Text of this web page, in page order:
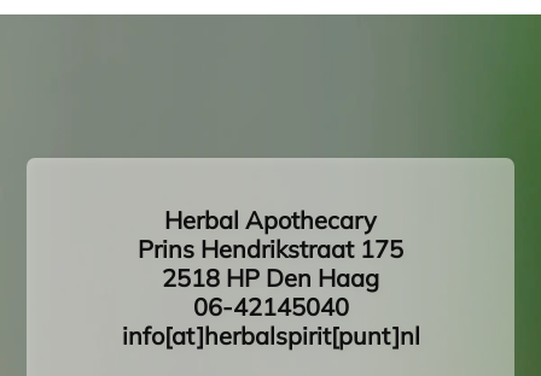
Herbal Apothecary
Prins Hendrikstraat 175
2518 HP Den Haag
06-42145040
info[at]herbalspirit[punt]nl